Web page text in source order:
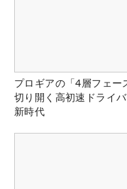
プロギアの「4層フェー
切り開く高初速ドライ
新時代